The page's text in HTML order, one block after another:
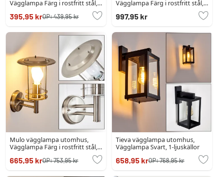
Vägglampa Färg i rostfritt stål,
395,95 krOP:439,95 kr
Vägglampa Färg i rostfritt stål,
997,95 kr
Mulo vägglampa utomhus,
Vägglampa Färg i rostfritt stål,
665,95 krOP:753,95 kr
Tieva vägglampa utomhus,
Vägglampa Svart, 1-ljuskällor
658,95 krOP:768,95 kr